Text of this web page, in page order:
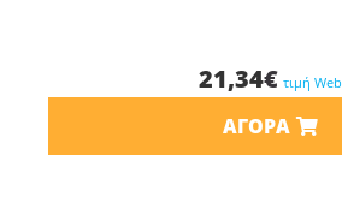
21,34€ τιμή Web
ΑΓΟΡΆ